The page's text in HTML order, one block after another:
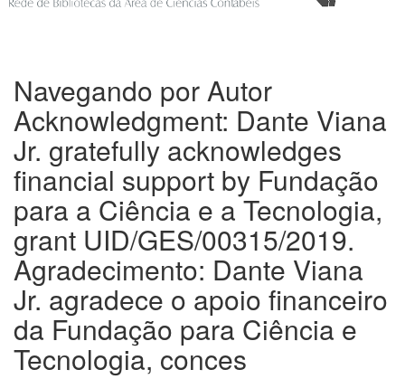
Navegando por Autor
Acknowledgment: Dante Viana
Jr. gratefully acknowledges
financial support by Fundação
para a Ciência e a Tecnologia,
grant UID/GES/00315/2019.
Agradecimento: Dante Viana
Jr. agradece o apoio financeiro
da Fundação para Ciência e
Tecnologia, conces